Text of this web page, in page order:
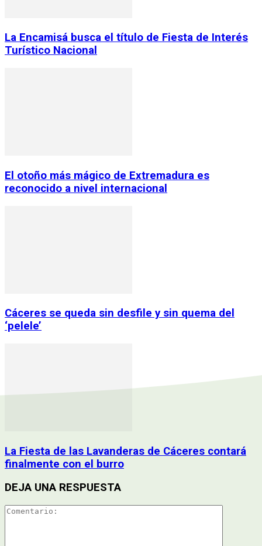
La Encamisá busca el título de Fiesta de Interés
Turístico Nacional
El otoño más mágico de Extremadura es
reconocido a nivel internacional
Cáceres se queda sin desfile y sin quema del
‘pelele’
La Fiesta de las Lavanderas de Cáceres contará
finalmente con el burro
DEJA UNA RESPUESTA